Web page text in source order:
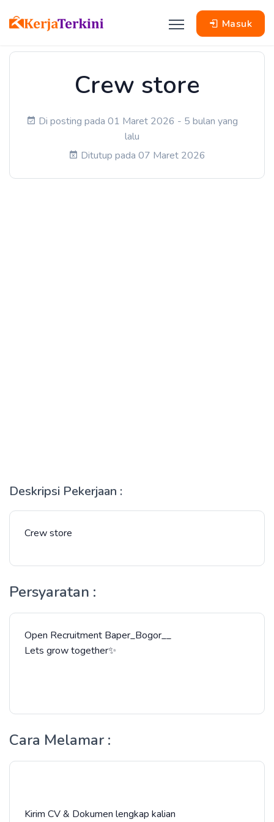
Masuk
Crew store
Di posting pada 01 Maret 2026 - 5 bulan yang
lalu
Ditutup pada 07 Maret 2026
Deskripsi Pekerjaan :
Crew store
Persyaratan :
Open Recruitment Baper_Bogor__
Lets grow together✨
Cara Melamar :
Kirim CV & Dokumen lengkap kalian